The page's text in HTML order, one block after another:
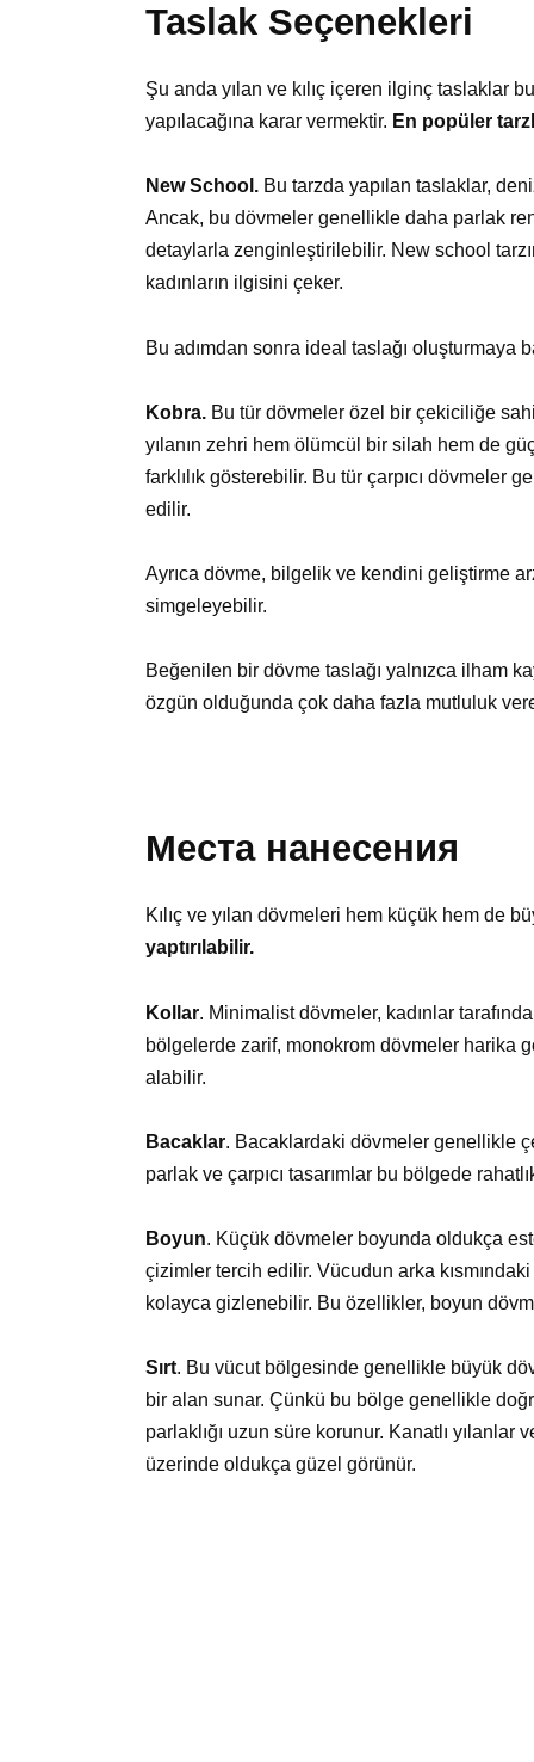
Taslak Seçenekleri
Şu anda yılan ve kılıç içeren ilginç taslaklar
yapılacağına karar vermektir. En popüler
New School. Bu tarzda yapılan taslaklar,
Ancak, bu dövmeler genellikle daha parlak
detaylarla zenginleştirilebilir. New school
kadınların ilgisini çeker.
Bu adımdan sonra ideal taslağı oluşturmaya
Kobra. Bu tür dövmeler özel bir çekiciliğe
yılanın zehri hem ölümcül bir silah hem de
farklılık gösterebilir. Bu tür çarpıcı dövmeler
edilir.
Ayrıca dövme, bilgelik ve kendini geliştirme
simgeleyebilir.
Beğenilen bir dövme taslağı yalnızca ilham
özgün olduğunda çok daha fazla mutluluk
Места нанесения
Kılıç ve yılan dövmeleri hem küçük hem de
yaptırılabilir.
Kollar. Minimalist dövmeler, kadınlar
bölgelerde zarif, monokrom dövmeler harika
alabilir.
Bacaklar. Bacaklardaki dövmeler genellikle
parlak ve çarpıcı tasarımlar bu bölgede
Boyun. Küçük dövmeler boyunda oldukça
çizimler tercih edilir. Vücudun arka
kolayca gizlenebilir. Bu özellikler, boyun
Sırt. Bu vücut bölgesinde genellikle büyük
bir alan sunar. Çünkü bu bölge genellikle
parlaklığı uzun süre korunur. Kanatlı
üzerinde oldukça güzel görünür.